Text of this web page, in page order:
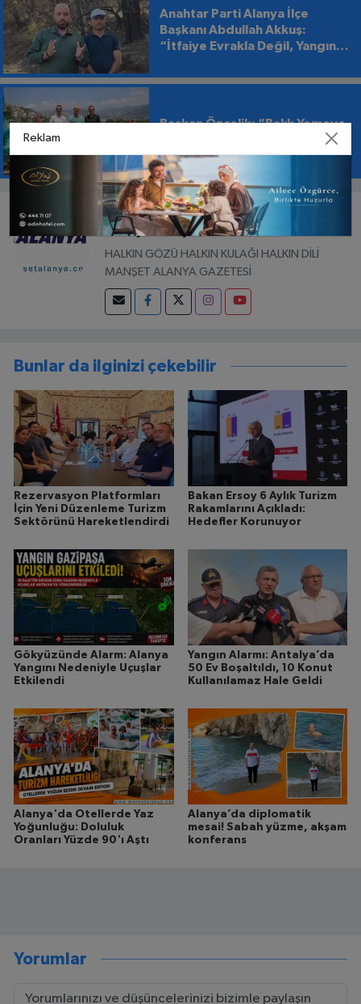
Anahtar Parti Alanya İlçe
Başkanı Abdullah Akkuş:
“İtfaiye Evrakla Değil, Yangınla
Başkan Özçelik: “Balık Yemeye
GAZETECI
Hüseyin Kalaycı
HALKIN GÖZÜ HALKIN KULAĞI HALKIN DİLİ
MANŞET ALANYA GAZETESİ
Bunlar da ilginizi çekebilir
Rezervasyon Platformları
İçin Yeni Düzenleme Turizm
Sektörünü Hareketlendirdi
Bakan Ersoy 6 Aylık Turizm
Rakamlarını Açıkladı:
Hedefler Korunuyor
Gökyüzünde Alarm: Alanya
Yangını Nedeniyle Uçuşlar
Etkilendi
Yangın Alarmı: Antalya’da
50 Ev Boşaltıldı, 10 Konut
Kullanılamaz Hale Geldi
Alanya'da Otellerde Yaz
Yoğunluğu: Doluluk
Oranları Yüzde 90'ı Aştı
Alanya’da diplomatik
mesai! Sabah yüzme, akşam
konferans
Yorumlar
Reklam